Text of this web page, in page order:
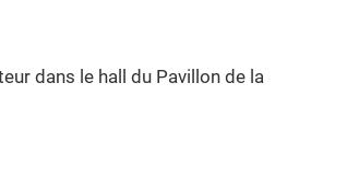
dans le hall du Pavillon de la